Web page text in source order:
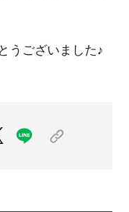
うございました♪